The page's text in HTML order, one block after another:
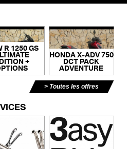
R 1250 GS
+
HONDA X-ADV 750
DCT PACK
ADVENTURE
Toutes les offres